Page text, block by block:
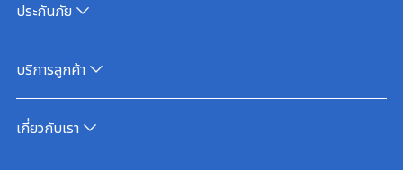
ประกันภัย
บริการลูกค้า
เกี่ยวกับเรา